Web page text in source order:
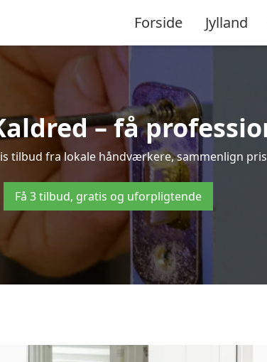
Forside Jylland
– få
tilbud fra lokale håndværkere, sammenlign
Få 3 tilbud, gratis og uforpligtende